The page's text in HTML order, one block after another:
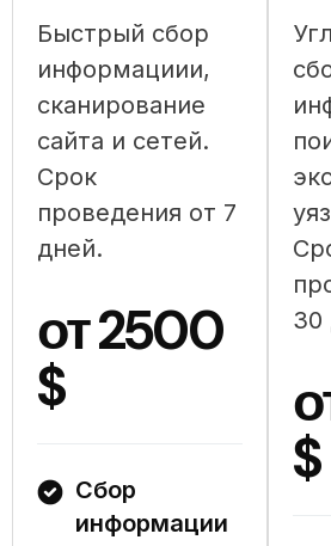
Быстрый сбор
информациии,
сканирование
сайта и сетей.
Срок
проведения от 7
дней.
от 2500
$
Сбор
информации
30
$